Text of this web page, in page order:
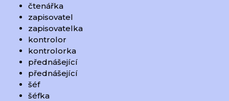
čtenářka
zapisovatel
zapisovatelka
kontrolor
kontrolorka
přednášející
přednášející
šéf
šéfka